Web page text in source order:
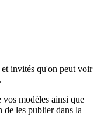
et invités qu'on peut voir
modèles ainsi que
les publier dans la